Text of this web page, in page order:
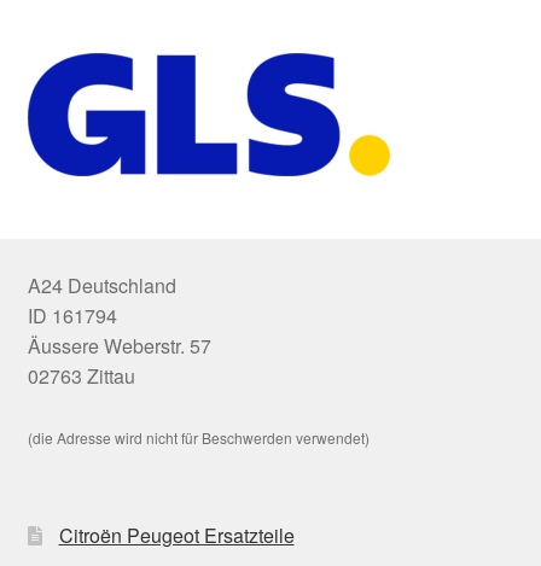
A24 Deutschland
ID 161794
Äussere Weberstr. 57
02763 Zittau
(die Adresse wird nicht für Beschwerden verwendet)
Citroën Peugeot Ersatzteile